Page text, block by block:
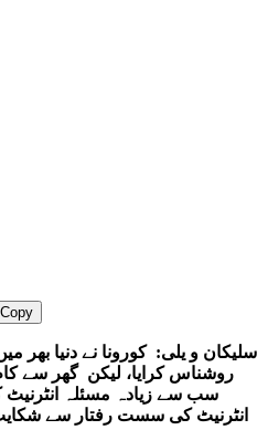
Copy
سلیکان و یلی: کورونا نے دنیا
روشناس کرایا، لیکن گھر سے
سب سے زیادہ مسئلہ
انٹرنیٹ کی سست رفتار سے